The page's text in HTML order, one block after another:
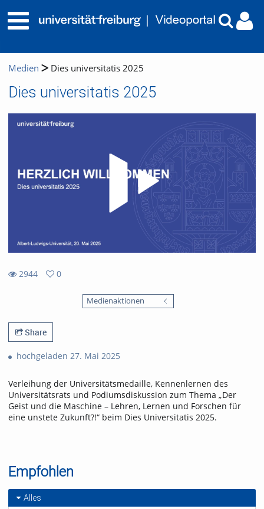
Medien Dies universitatis 2025
Dies universitatis 2025
2944
0
Medienaktionen
Share
hochgeladen 27. Mai 2025
Verleihung der Universitätsmedaille, Kennenlernen des
Universitätsrats und Podiumsdiskussion zum Thema „Der
Geist und die Maschine – Lehren, Lernen und Forschen für
eine unstete Zukunft?!“ beim Dies Universitatis 2025.
Empfohlen
Alles